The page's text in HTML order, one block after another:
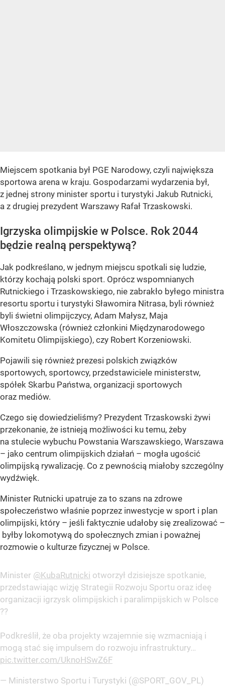
Miejscem spotkania był PGE Narodowy, czyli największa
sportowa arena w kraju. Gospodarzami wydarzenia był,
z jednej strony minister sportu i turystyki Jakub Rutnicki,
a z drugiej prezydent Warszawy Rafał Trzaskowski.
Igrzyska olimpijskie w Polsce. Rok 2044
będzie realną perspektywą?
Jak podkreślano, w jednym miejscu spotkali się ludzie,
którzy kochają polski sport. Oprócz wspomnianych
Rutnickiego i Trzaskowskiego, nie zabrakło byłego ministra
resortu sportu i turystyki Sławomira Nitrasa, byli również
byli świetni olimpijczycy, Adam Małysz, Maja
Włoszczowska (również członkini Międzynarodowego
Komitetu Olimpijskiego), czy Robert Korzeniowski.
Pojawili się również prezesi polskich związków
sportowych, sportowcy, przedstawiciele ministerstw,
spółek Skarbu Państwa, organizacji sportowych
oraz mediów.
Czego się dowiedzieliśmy? Prezydent Trzaskowski żywi
przekonanie, że istnieją możliwości ku temu, żeby
na stulecie wybuchu Powstania Warszawskiego, Warszawa
– jako centrum olimpijskich działań – mogła ugościć
olimpijską rywalizację. Co z pewnością miałoby szczególny
wydźwięk.
Minister Rutnicki upatruje za to szans na zdrowe
społeczeństwo właśnie poprzez inwestycje w sport i plan
olimpijski, który – jeśli faktycznie udałoby się zrealizować –
byłby lokomotywą do społecznych zmian i poważnej
rozmowie o kulturze fizycznej w Polsce.
Minister @KubaRutnicki otworzył dzisiejsze spotkanie,
przedstawiając wizję Strategii Rozwoju Sportu oraz ideę
organizacji igrzysk olimpijskich i paralimpijskich w Polsce
??
Podkreślił, że oba projekty wzajemnie się wzmacniają i
mogą stać się impulsem do rozwoju infrastruktury…
pic.twitter.com/UknoHSwZ6F
— Ministerstwo Sportu i Turystyki (@SPORT_GOV_PL)